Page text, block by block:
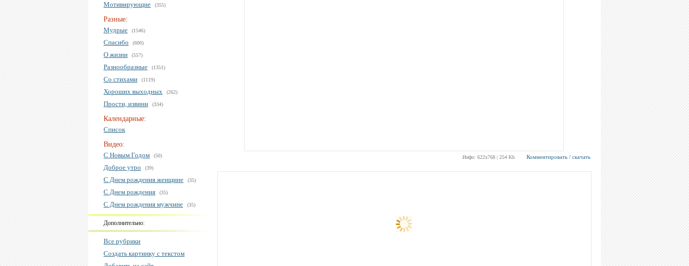
Мотивирующие (355)
Разные:
Мудрые
(1546)
Спасибо (600)
О жизни (557)
Разнообразные (1351)
Со стихами (1119)
Хороших выходных (262)
Прости, извини (334)
Календарные:
Список
Видео:
С Новым Годом
(50)
Доброе утро (39)
С Днем рождения женщине (35)
С Днем рождения (35)
С Днем рождения мужчине (35)
Дополнительно:
Все рубрики
Создать картинку с текстом
Инфо: 622х768 | 254 Kb Комментировать / скачать